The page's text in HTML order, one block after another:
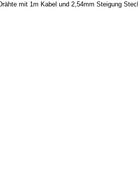
mit 1m Kabel und 2,54mm Steigung